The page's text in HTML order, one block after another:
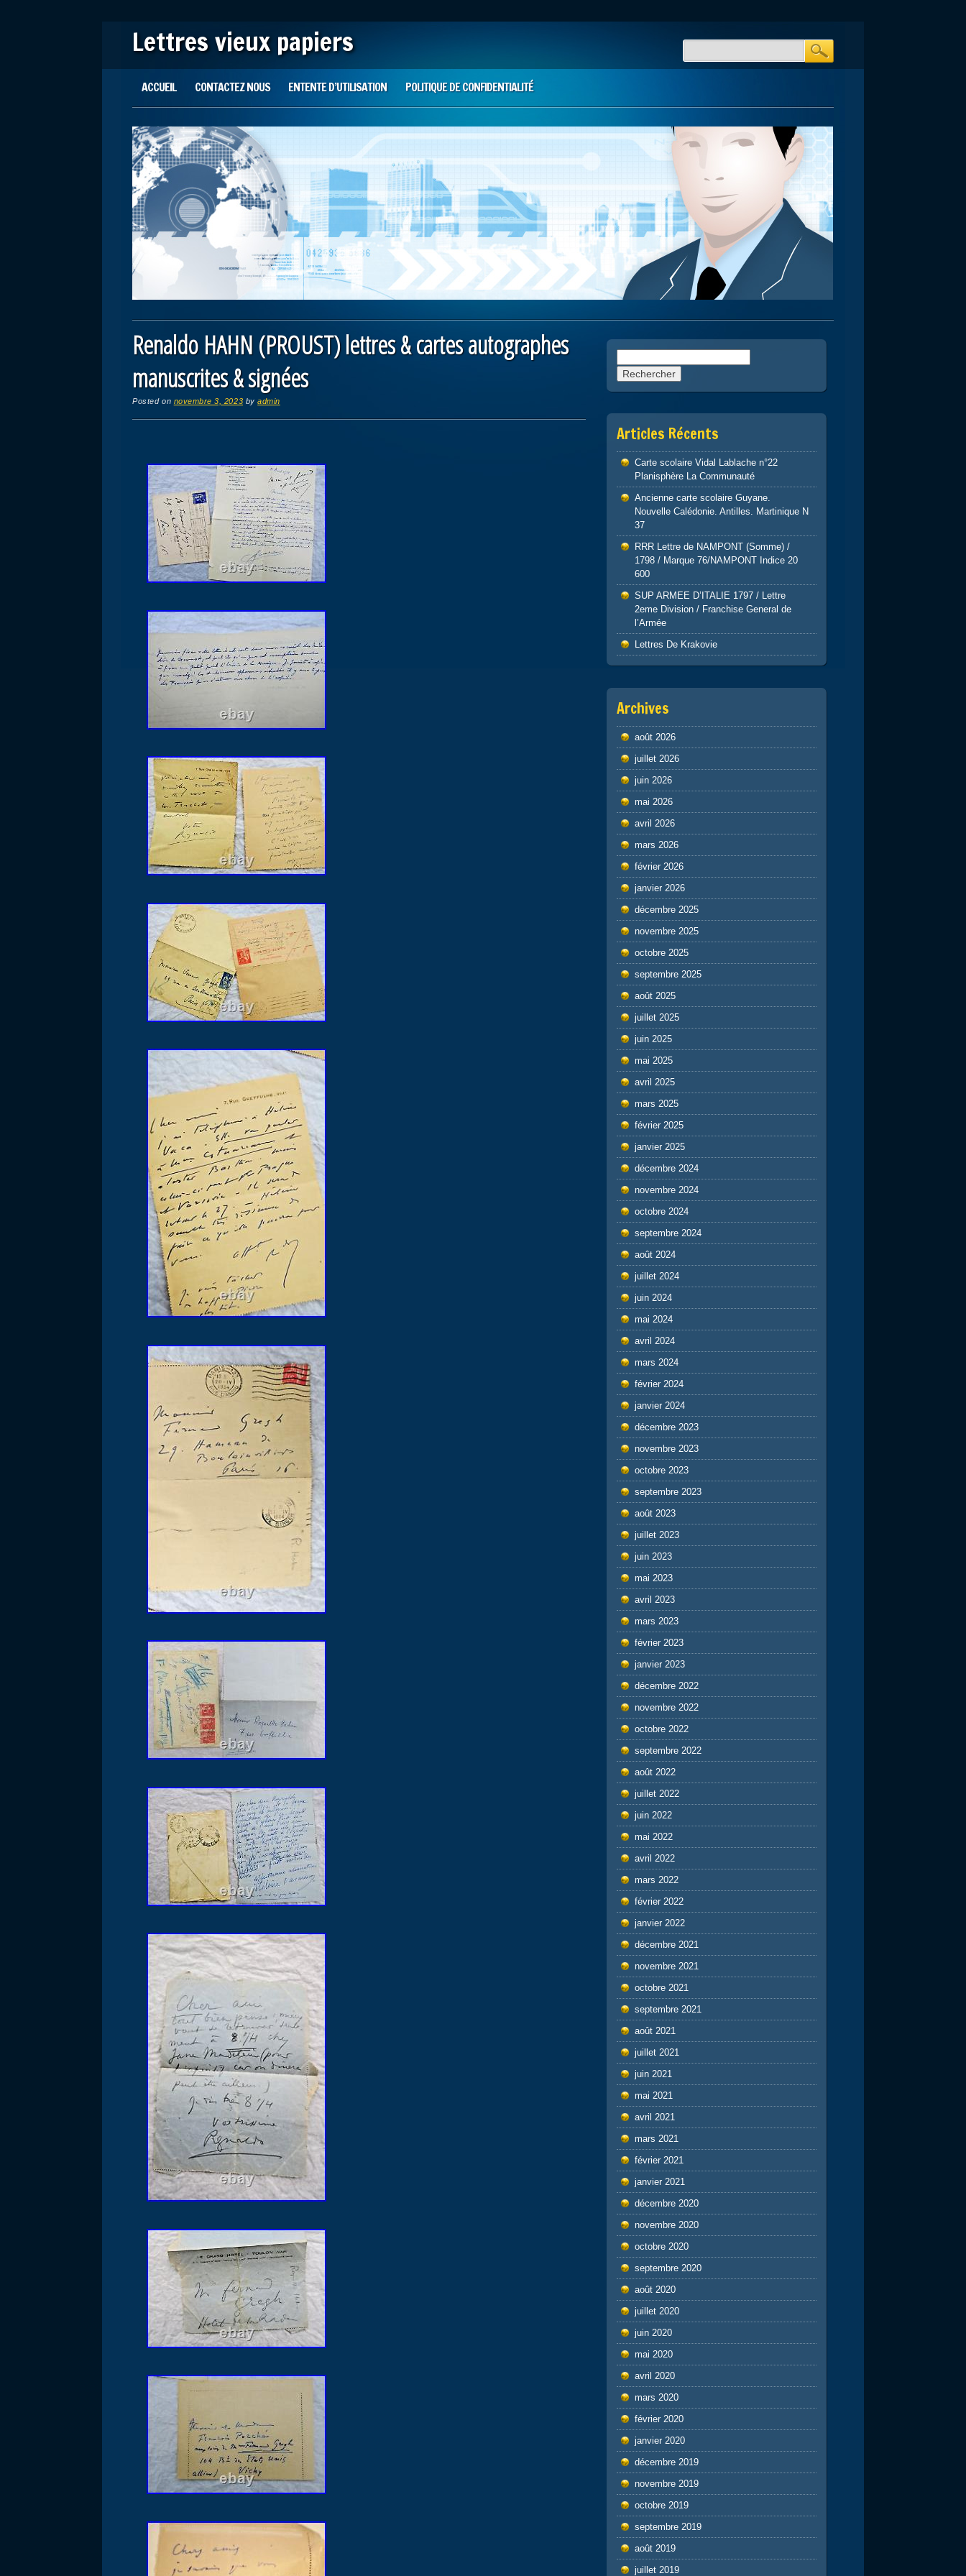
Lettres vieux papiers
Main menu
ACCUEIL CONTACTEZ NOUS ENTENTE D’UTILISATION POLITIQUE DE CONFIDENTIALITÉ
Renaldo HAHN (PROUST) lettres & cartes autographes
manuscrites & signées
Posted on novembre 3, 2023 byadmin
Articles Récents
Carte scolaire Vidal Lablache n°22
Planisphère La Communauté
Ancienne carte scolaire Guyane.
Nouvelle Calédonie. Antilles. Martinique N
37
RRR Lettre de NAMPONT (Somme) /
1798 / Marque 76/NAMPONT Indice 20
600
SUP ARMEE D’ITALIE 1797 / Lettre
2eme Division / Franchise General de
l’Armée
Lettres De Krakovie
Archives
août 2026
juillet 2026
juin 2026
mai 2026
avril 2026
mars 2026
février 2026
janvier 2026
décembre 2025
novembre 2025
octobre 2025
septembre 2025
août 2025
juillet 2025
juin 2025
mai 2025
avril 2025
mars 2025
février 2025
janvier 2025
décembre 2024
novembre 2024
octobre 2024
septembre 2024
août 2024
juillet 2024
juin 2024
mai 2024
avril 2024
mars 2024
février 2024
janvier 2024
décembre 2023
novembre 2023
octobre 2023
septembre 2023
août 2023
juillet 2023
juin 2023
mai 2023
avril 2023
mars 2023
février 2023
janvier 2023
décembre 2022
novembre 2022
octobre 2022
septembre 2022
août 2022
juillet 2022
juin 2022
mai 2022
avril 2022
mars 2022
février 2022
janvier 2022
décembre 2021
novembre 2021
octobre 2021
septembre 2021
août 2021
juillet 2021
juin 2021
mai 2021
avril 2021
mars 2021
février 2021
janvier 2021
décembre 2020
novembre 2020
octobre 2020
septembre 2020
août 2020
juillet 2020
juin 2020
mai 2020
avril 2020
mars 2020
février 2020
janvier 2020
décembre 2019
novembre 2019
octobre 2019
septembre 2019
août 2019
juillet 2019